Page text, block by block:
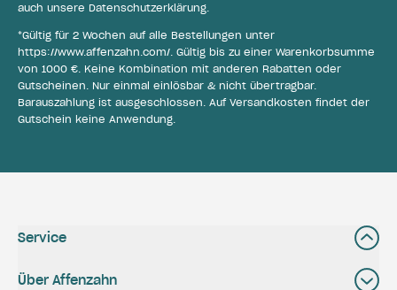
auch unsere Datenschutzerklärung.
*Gültig für 2 Wochen auf alle Bestellungen unter
https://www.affenzahn.com/. Gültig bis zu einer Warenkorbsumme
von 1000 €. Keine Kombination mit anderen Rabatten oder
Gutscheinen. Nur einmal einlösbar & nicht übertragbar.
Barauszahlung ist ausgeschlossen. Auf Versandkosten findet der
Gutschein keine Anwendung.
Service
Über Affenzahn